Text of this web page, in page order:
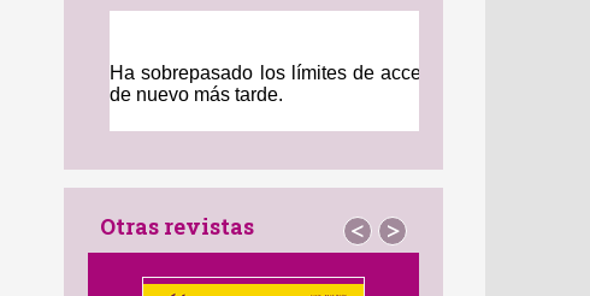
Otras revistas < >